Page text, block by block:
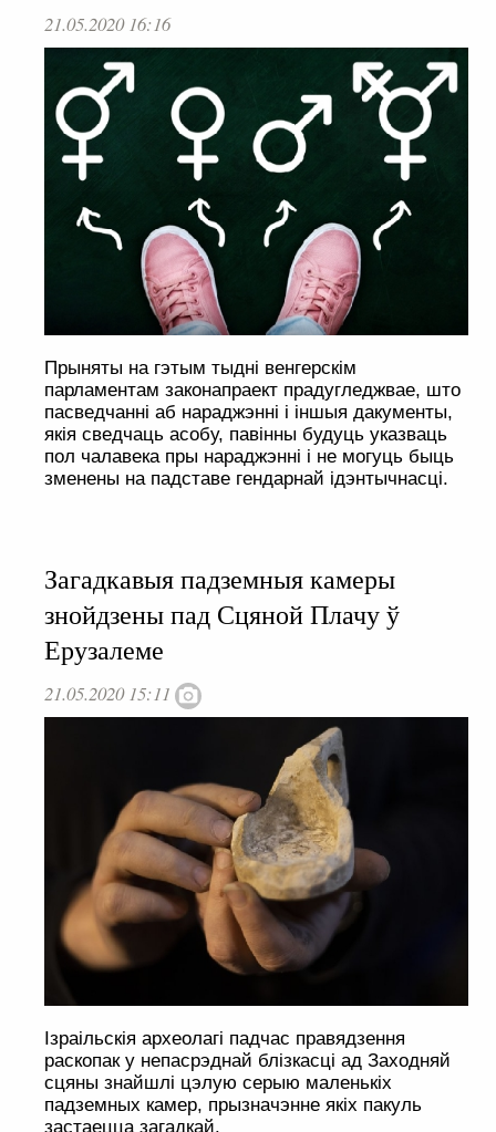
21.05.2020 16:16
Прыняты на гэтым тыдні венгерскім
парламентам законапраект прадугледжвае, што
пасведчанні аб нараджэнні і іншыя дакументы,
якія сведчаць асобу, павінны будуць указваць
пол чалавека пры нараджэнні і не могуць быць
зменены на падставе гендарнай ідэнтычнасці.
Загадкавыя падземныя камеры
знойдзены пад Сцяной Плачу ў
Ерузалеме
21.05.2020 15:11
Ізраільскія археолагі падчас правядзення
раскопак у непасрэднай блізкасці ад Заходняй
сцяны знайшлі цэлую серыю маленькіх
падземных камер, прызначэнне якіх пакуль
застаецца загадкай.